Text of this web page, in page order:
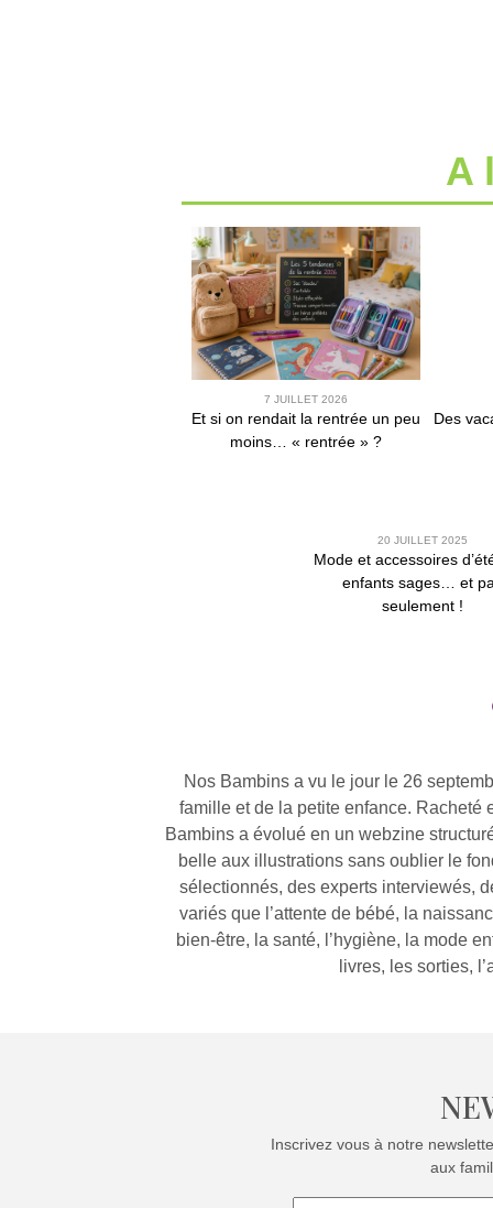
A
7 JUILLET 2026
Et si on rendait la rentrée un peu
moins… « rentrée » ?
Des
20 JUILLET 2025
Mode et accessoires
enfants sages… et
seulement !
Nos Bambins a vu le jour le 26
famille et de la petite enfance. Racheté
Bambins a évolué en un webzine
belle aux illustrations sans oublier le
sélectionnés, des experts interviewés,
variés que l’attente de bébé, la
bien-être, la santé, l’hygiène, la mode
livres, les sorties,
Inscrivez vous à notre
aux